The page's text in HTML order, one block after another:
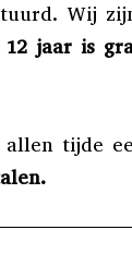
Wij
jaar is
tijde